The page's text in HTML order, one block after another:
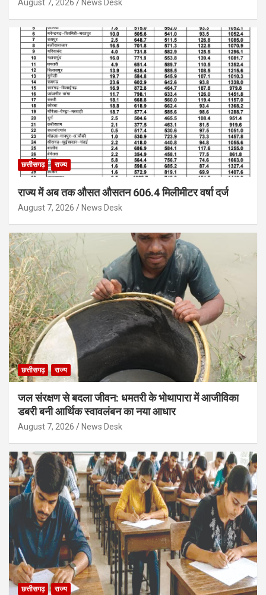
August 7, 2026 News Desk
छत्तीसगढ़ राज्य
राज्य में अब तक औसत औसतन 606.4 मिलीमीटर वर्षा दर्ज
August 7, 2026 News Desk
छत्तीसगढ़ राज्य
जल संरक्षण से बदला जीवन: धमतरी के भोथापारा में आजीविका
डबरी बनी आर्थिक स्वावलंबन का नया आधार
August 7, 2026 News Desk
छत्तीसगढ़ राज्य